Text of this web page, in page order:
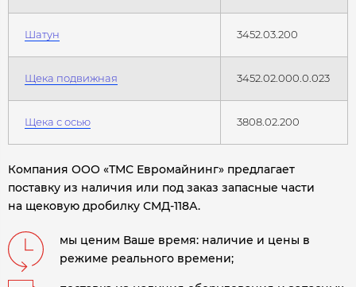
Шатун 3452.03.200
Щека подвижная 3452.02.000.0.023
Щека с осью 3808.02.200
Компания ООО «ТМС Евромайнинг» предлагает
поставку из наличия или под заказ запасные части
на щековую дробилку СМД-118А.
мы ценим Ваше время: наличие и цены в
режиме реального времени;